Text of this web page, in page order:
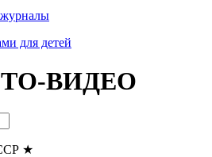
журналы
для детей
ВИДЕО
★